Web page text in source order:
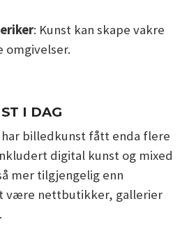
: Kunst kan skape vakre
omgivelser.
I DAG
billedkunst fått enda flere
digital kunst og mixed
mer tilgjengelig enn
være nettbutikker, gallerier